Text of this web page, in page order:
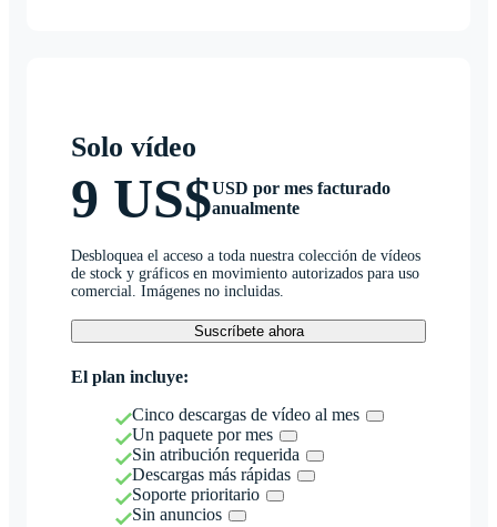
Solo vídeo
9 US$USD por mes facturado
anualmente
Desbloquea el acceso a toda nuestra colección de vídeos
de stock y gráficos en movimiento autorizados para uso
comercial. Imágenes no incluidas.
Suscríbete ahora
El plan incluye:
Cinco descargas de vídeo al mes
Un paquete por mes
Sin atribución requerida
Descargas más rápidas
Soporte prioritario
Sin anuncios